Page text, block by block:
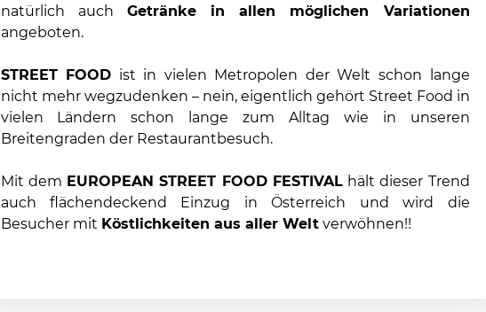
natürlich auch Getränke in allen möglichen Variationen
angeboten.
STREET FOOD ist in vielen Metropolen der Welt schon lange
nicht mehr wegzudenken – nein, eigentlich gehört Street Food in
vielen Ländern schon lange zum Alltag wie in unseren
Breitengraden der Restaurantbesuch.
Mit dem EUROPEAN STREET FOOD FESTIVALhält dieser Trend
auch flächendeckend Einzug in Österreich und wird die
Besucher mit Köstlichkeiten aus aller Weltverwöhnen!!